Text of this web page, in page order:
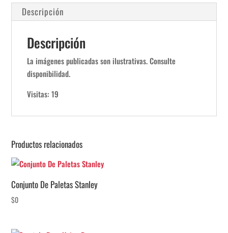
Descripción
Descripción
La imágenes publicadas son ilustrativas. Consulte
disponibilidad.
Visitas: 19
Productos relacionados
Conjunto De Paletas Stanley
$0